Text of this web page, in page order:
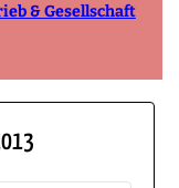
& Gesellschaft